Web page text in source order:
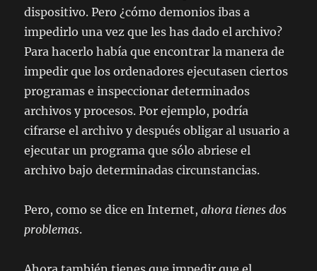
dispositivo. Pero ¿cómo demonios ibas a
impedirlo una vez que les has dado el archivo?
Para hacerlo había que encontrar la manera de
impedir que los ordenadores ejecutasen ciertos
programas e inspeccionar determinados
archivos y procesos. Por ejemplo, podría
cifrarse el archivo y después obligar al usuario a
ejecutar un programa que sólo abriese el
archivo bajo determinadas circunstancias.
Pero, como se dice en Internet,ahora tienes dos
problemas.